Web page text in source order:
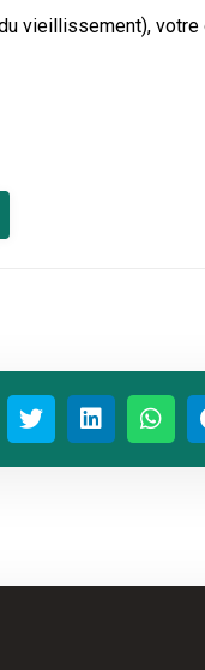
vieillissement), votre